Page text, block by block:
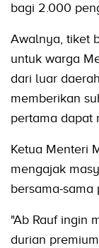
bagi 2.000
Awalnya, tiket
untuk warga
dari luar
memberikan
pertama dapat
Ketua Menteri
mengajak
bersama-sama
"Ab Rauf ingin
durian